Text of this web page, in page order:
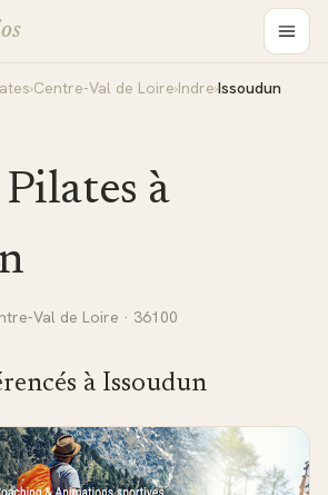
›Centre-Val de Loire›Indre›Issoudun
à
Val de Loire · 36100
s à Issoudun